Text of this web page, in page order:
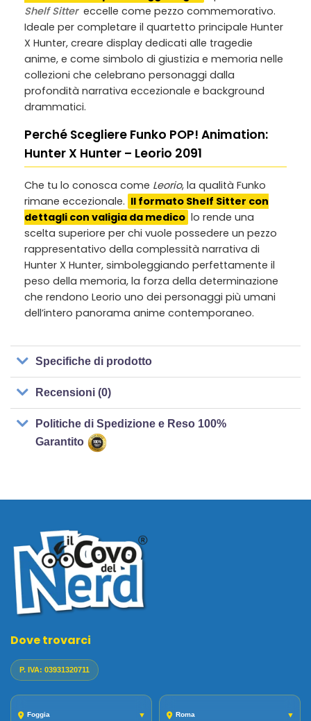
Shelf Sitter eccelle come pezzo commemorativo.
Ideale per completare il quartetto principale Hunter
X Hunter, creare display dedicati alle tragedie
anime, e come simbolo di giustizia e memoria nelle
collezioni che celebrano personaggi dalla
profondità narrativa eccezionale e background
drammatici.
Perché Scegliere Funko POP! Animation:
Hunter X Hunter – Leorio 2091
Che tu lo conosca come Leorio, la qualità Funko
rimane eccezionale. Il formato Shelf Sitter con
dettagli con valigia da medico lo rende una
scelta superiore per chi vuole possedere un pezzo
rappresentativo della complessità narrativa di
Hunter X Hunter, simboleggiando perfettamente il
peso della memoria, la forza della determinazione
che rendono Leorio uno dei personaggi più umani
dell’intero panorama anime contemporaneo.
Specifiche di prodotto
Recensioni (0)
Politiche di Spedizione e Reso 100%
Garantito
Dove trovarci
P. IVA: 03931320711
Foggia ▼ Roma ▼